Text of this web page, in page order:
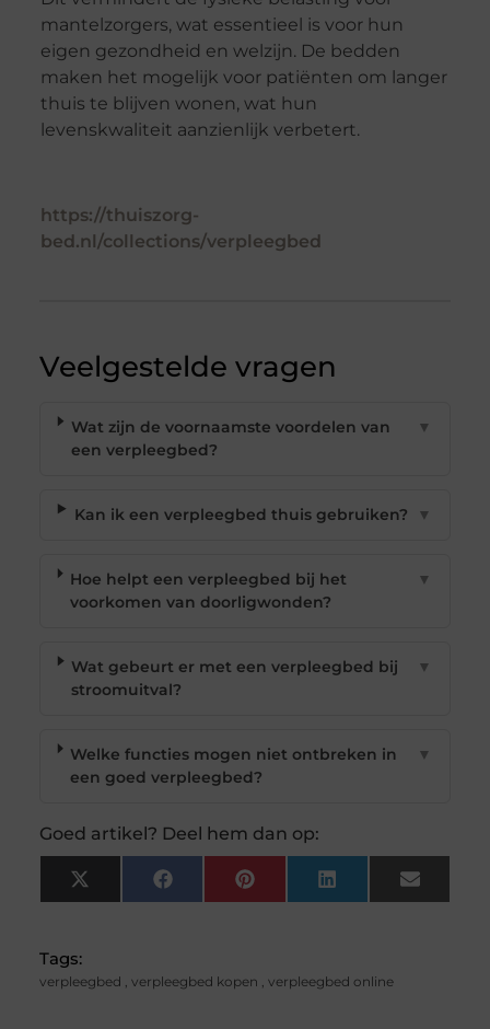
mantelzorgers, wat essentieel is voor hun
eigen gezondheid en welzijn. De bedden
maken het mogelijk voor patiënten om langer
thuis te blijven wonen, wat hun
levenskwaliteit aanzienlijk verbetert.
https://thuiszorg-
bed.nl/collections/verpleegbed
Veelgestelde vragen
Wat zijn de voornaamste voordelen van
een verpleegbed?
▼
Kan ik een verpleegbed thuis gebruiken? ▼
Hoe helpt een verpleegbed bij het
voorkomen van doorligwonden?
▼
Wat gebeurt er met een verpleegbed bij
stroomuitval?
▼
Welke functies mogen niet ontbreken in
een goed verpleegbed?
▼
Goed artikel? Deel hem dan op:
X
(Twitter)
FacebookPinterest LinkedIn Email
Tags:
verpleegbed , verpleegbed kopen , verpleegbed online